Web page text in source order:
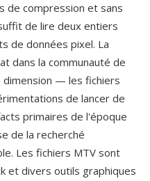
de compression et sans
de lire deux entiers
de données pixel. La
dans la communauté de
— les fichiers
de lancer de
primaires de l'époque
de la recherché
Les fichiers MTV sont
et divers outils graphiques